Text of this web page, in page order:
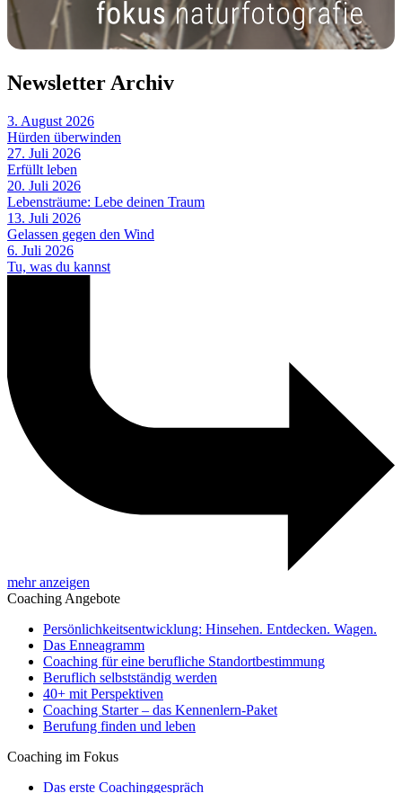
Newsletter Archiv
3. August 2026
Hürden überwinden
27. Juli 2026
Erfüllt leben
20. Juli 2026
Lebensträume: Lebe deinen Traum
13. Juli 2026
Gelassen gegen den Wind
6. Juli 2026
Tu, was du kannst
mehr anzeigen
Coaching Angebote
Persönlichkeitsentwicklung: Hinsehen. Entdecken. Wagen.
Das Enneagramm
Coaching für eine berufliche Standortbestimmung
Beruflich selbstständig werden
40+ mit Perspektiven
Coaching Starter – das Kennenlern-Paket
Berufung finden und leben
Coaching im Fokus
Das erste Coachinggespräch